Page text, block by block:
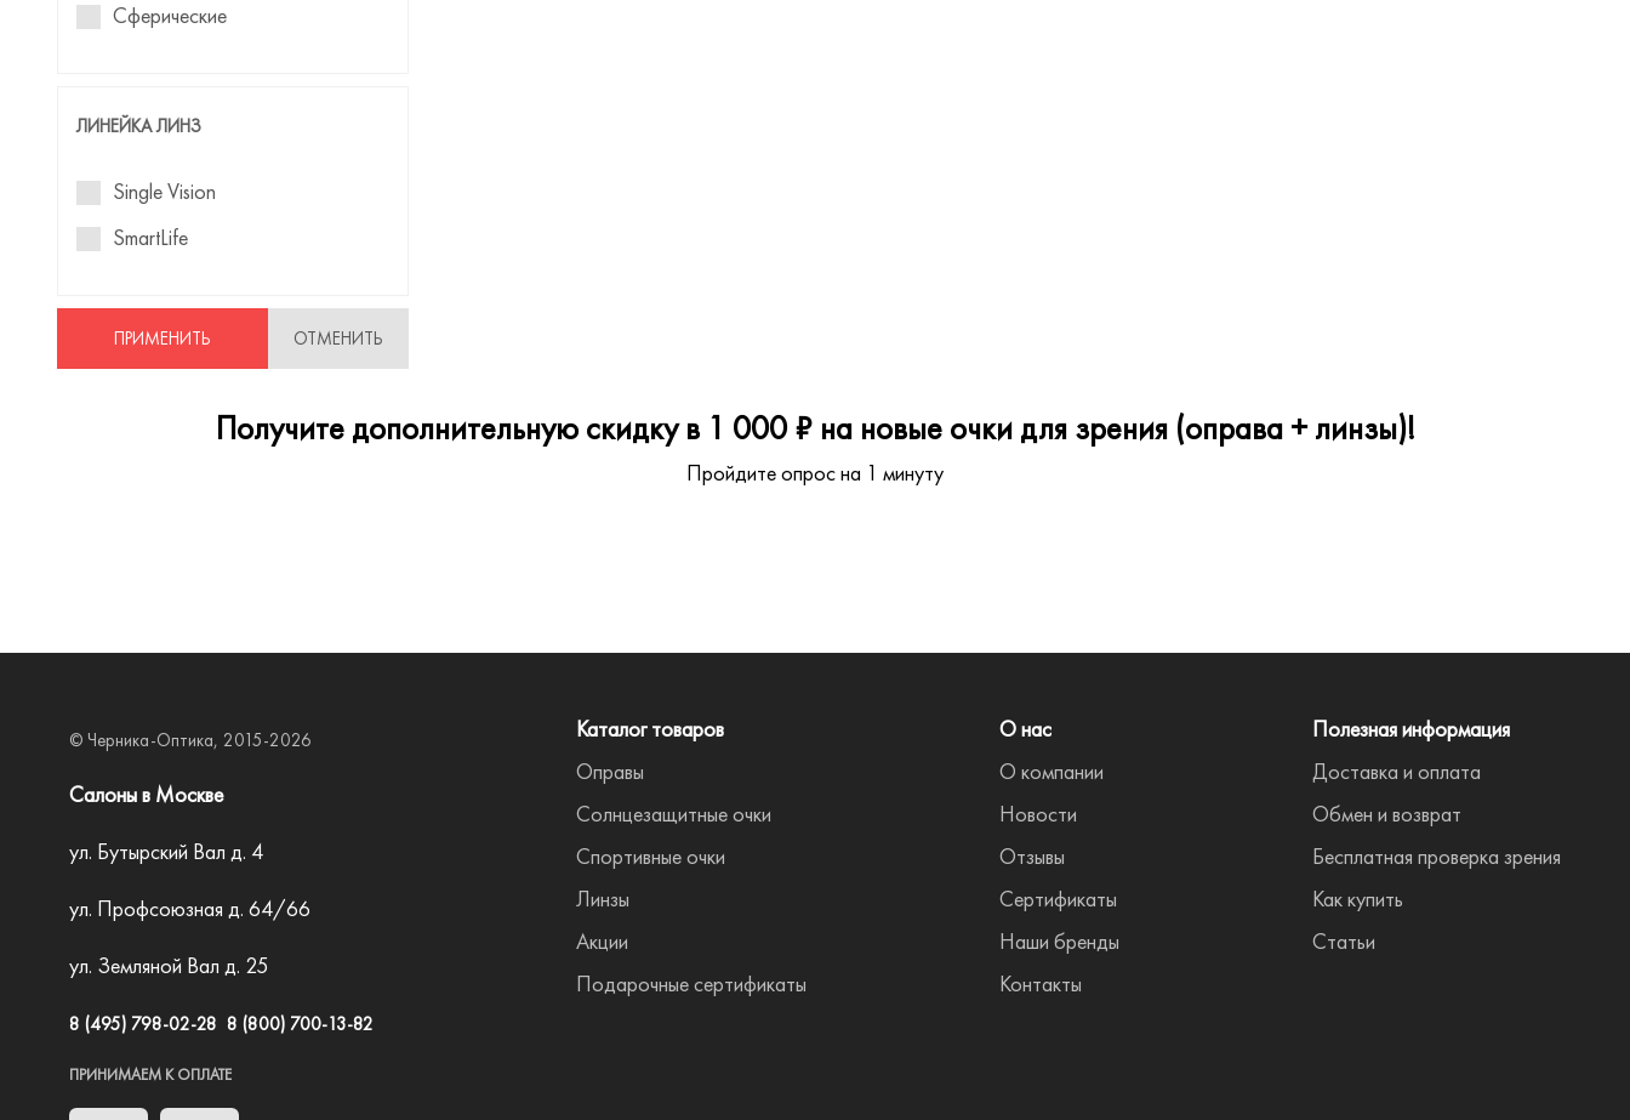
Сферические
ЛИНЕЙКА ЛИНЗ
Single Vision
SmartLife
ПРИМЕНИТЬ ОТМЕНИТЬ
Получите дополнительную скидку в 1 000 ₽ на новые очки для зрения (оправа + линзы)!
Пройдите опрос на 1 минуту
© Черника-Оптика, 2015-2026
Салоны в Москве
ул. Бутырский Вал д. 4
ул. Профсоюзная д. 64/66
ул. Земляной Вал д. 25
8 (495) 798-02-28 8 (800) 700-13-82
ПРИНИМАЕМ К ОПЛАТЕ
Каталог товаров
Оправы
Солнцезащитные очки
Спортивные очки
Линзы
Акции
Подарочные сертификаты
О нас
О компании
Новости
Отзывы
Сертификаты
Наши бренды
Контакты
Полезная информация
Доставка и оплата
Обмен и возврат
Бесплатная проверка зрения
Как купить
Статьи